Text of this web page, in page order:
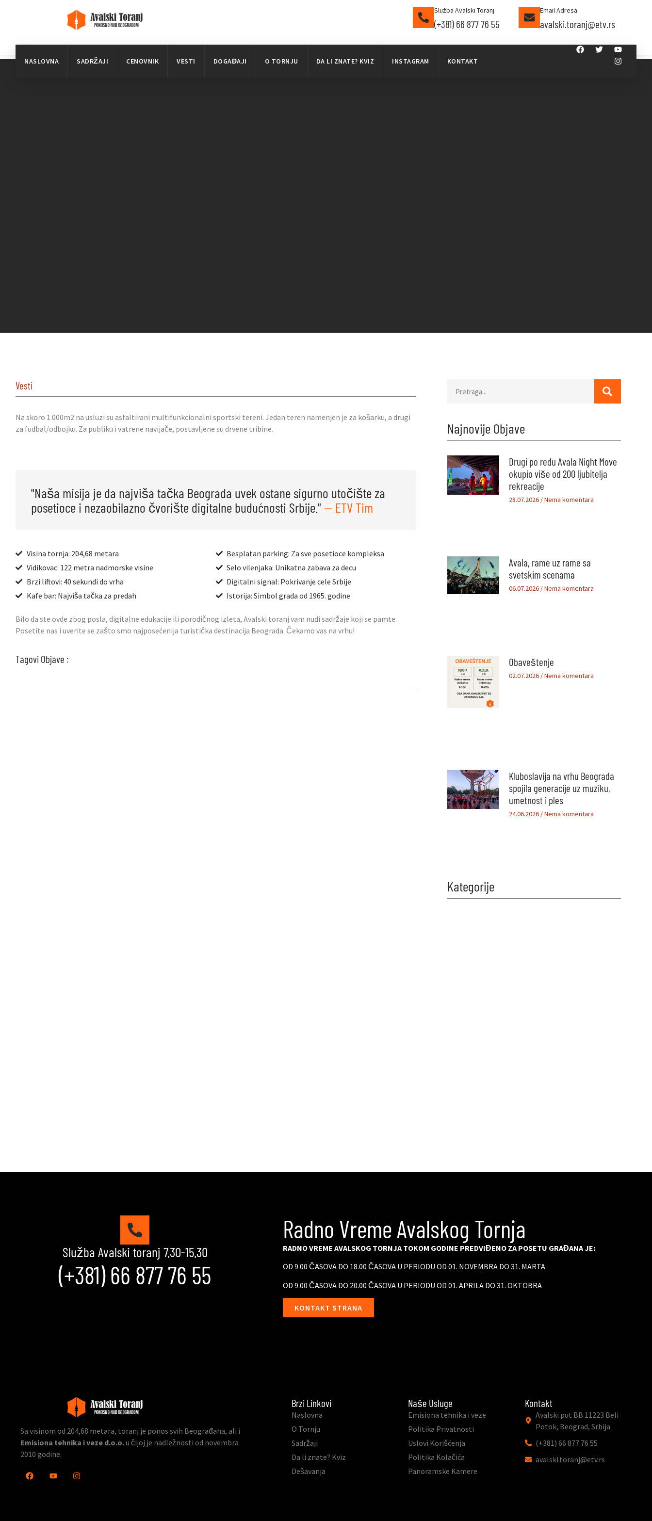
Služba Avalski Toranj
(+381) 66 877 76 55
Email Adresa
avalski.toranj@etv.rs
NASLOVNA SADRŽAJI CENOVNIK VESTI DOGAĐAJI O TORNJU DA LI ZNATE? KVIZ INSTAGRAM KONTAKT
Vesti
Na skoro 1.000m2 na usluzi su asfaltirani multifunkcionalni sportski tereni. Jedan teren namenjen je za košarku, a drugi
za fudbal/odbojku. Za publiku i vatrene navijače, postavljene su drvene tribine.
"Naša misija je da najviša tačka Beograda uvek ostane sigurno utočište za
posetioce i nezaobilazno čvorište digitalne budućnosti Srbije." — ETV Tim
Visina tornja: 204,68 metara
Vidikovac: 122 metra nadmorske visine
Brzi liftovi: 40 sekundi do vrha
Kafe bar: Najviša tačka za predah
Besplatan parking: Za sve posetioce kompleksa
Selo vilenjaka: Unikatna zabava za decu
Digitalni signal: Pokrivanje cele Srbije
Istorija: Simbol grada od 1965. godine
Bilo da ste ovde zbog posla, digitalne edukacije ili porodičnog izleta, Avalski toranj vam nudi sadržaje koji se pamte.
Posetite nas i uverite se zašto smo najposećenija turistička destinacija Beograda. Čekamo vas na vrhu!
Tagovi Objave :
Najnovije Objave
Drugi po redu Avala Night Move
okupio više od 200 ljubitelja
rekreacije
28.07.2026 Nema komentara
Avala, rame uz rame sa
svetskim scenama
06.07.2026 Nema komentara
Obaveštenje
02.07.2026 Nema komentara
Kluboslavija na vrhu Beograda
spojila generacije uz muziku,
umetnost i ples
24.06.2026 Nema komentara
Kategorije
Služba Avalski toranj 7.30-15.30
(+381) 66 877 76 55
Radno Vreme Avalskog Tornja
RADNO VREME AVALSKOG TORNJA TOKOM GODINE PREDVIĐENO ZA POSETU GRAĐANA JE:
OD 9.00 ČASOVA DO 18.00 ČASOVA U PERIODU OD 01. NOVEMBRA DO 31. MARTA
OD 9.00 ČASOVA DO 20.00 ČASOVA U PERIODU OD 01. APRILA DO 31. OKTOBRA
KONTAKT STRANA
Sa visinom od 204,68 metara, toranj je ponos svih Beograđana, ali i
Emisiona tehnika i veze d.o.o.u čijoj je nadležnosti od novembra
2010 godine.
Brzi Linkovi
Naslovna
O Tornju
Sadržaji
Da li znate? Kviz
Dešavanja
Naše Usluge
Emisiona tehnika i veze
Politika Privatnosti
Uslovi Korišćenja
Politika Kolačića
Panoramske Kamere
Kontakt
Avalski put BB 11223 Beli
Potok, Beograd, Srbija
(+381) 66 877 76 55
avalski.toranj@etv.rs